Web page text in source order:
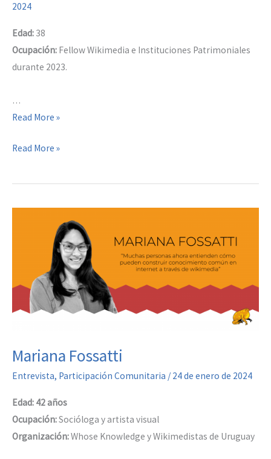
2024
Edad: 38
Ocupación: Fellow Wikimedia e Instituciones Patrimoniales
durante 2023.
…
Fede
Read More »
Fede
Read More »
Mariana Fossatti
Entrevista, Participación Comunitaria / 24 de enero de 2024
Edad: 42 años
Ocupación:Socióloga y artista visual
Organización:Whose Knowledge y Wikimedistas de Uruguay